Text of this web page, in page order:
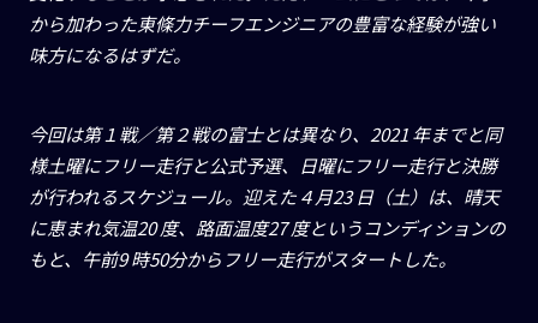
から加わった東條力チーフエンジニアの豊富な経験が強い
味方になるはずだ。
今回は第１戦／第２戦の富士とは異なり、 2021年までと同
様土曜にフリー走行と公式予選、日曜にフリー走行と決勝
が行われるスケジュール。迎えた４月23日（土）は、晴天
に恵まれ気温20度、路面温度27度というコンディションの
もと、午前9時50分からフリー走行がスタートした。